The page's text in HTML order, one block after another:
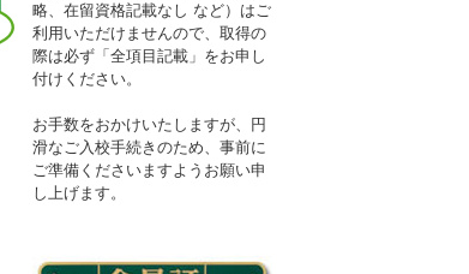
略、在留資格記載なし など）はご
利用いただけませんので、取得の
際は必ず「全項目記載」をお申し
付けください。
お手数をおかけいたしますが、円
滑なご入校手続きのため、事前に
ご準備くださいますようお願い申
し上げます。